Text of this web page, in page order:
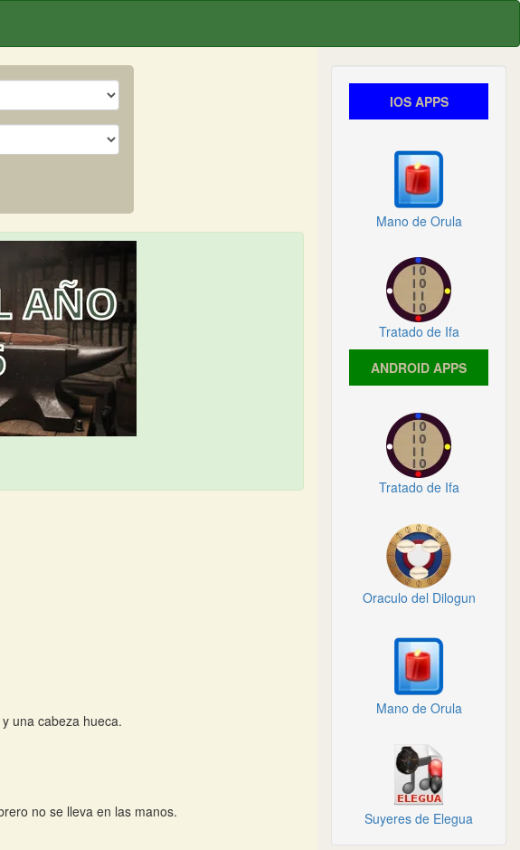
una cabeza hueca.
no se lleva en las manos.
IOS APPS
Mano de Orula
Tratado de Ifa
ANDROID APPS
Tratado de Ifa
Oraculo del Dilogun
Mano de Orula
Suyeres de Elegua